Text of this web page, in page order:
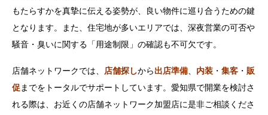
もたらすかを真摯に伝える姿勢が、良い物件に巡り合うための鍵
となります。また、住宅地が多いエリアでは、深夜営業の可否や
騒音・臭いに関する「用途制限」の確認も不可欠です。
店舗ネットワークでは、 店舗探しから 出店準備、 内装 ・ 集客 ・ 販
促 までをトータルでサポートしています。愛知県で開業を検討さ
れる際は、お近くの店舗ネットワーク加盟店に是非ご相談くださ